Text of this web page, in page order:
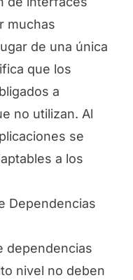
muchas
de una única
que los
a
no utilizan. Al
se
a los
Dependencias
dependencias
nivel no deben